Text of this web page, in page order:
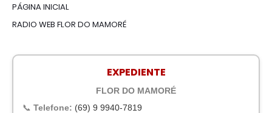
PÁGINA INICIAL
RADIO WEB FLOR DO MAMORÉ
EXPEDIENTE
FLOR DO MAMORÉ
📞 Telefone: (69) 9 9940-7819